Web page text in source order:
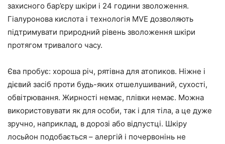
захисного бар’єру шкіри і 24 години зволоження.
Гіалуронова кислота і технологія MVE дозволяють
підтримувати природний рівень зволоження шкіри
протягом тривалого часу.
Єва пробує: хороша річ, рятівна для атопиков. Ніжне і
дієвий засіб проти будь-яких отшелушиваний, сухості,
обвітрювання. Жирності немає, плівки немає. Можна
використовувати як для особи, так і для тіла, а це дуже
зручно, наприклад, в дорозі або відпустці. Шкіру
лосьйон подобається – алергій і почервонінь не